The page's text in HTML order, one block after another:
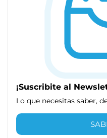
¡Suscribite al
Lo que necesitas saber,